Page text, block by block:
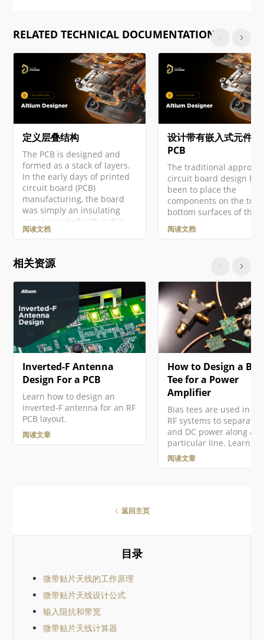
RELATED TECHNICAL DOCUMENTATION
定义层叠结构
The PCB is designed and
formed as a stack of layers.
In the early days of printed
circuit board (PCB)
manufacturing, the board
was simply an insulating
core layer clad with a thin
layer of copper on one or
formed in the copper
layer(s) as conductive traces
unwanted copper. Fast
forward to today, where
almost all PCB designs have
multiple…
阅读文档
设计带有嵌入式元件的
PCB
The traditional
circuit board design has
been to place the
components on the top
bottom surfaces of the
board. This process is
supported by circuit
and place machines to
position each
ready to be soldered
the surface. The ever-
increasing demand for
smaller and more
electronic products,…
阅读文档
相关资源
Inverted-F Antenna
Design For a PCB
Learn how to design an
inverted-F antenna for an RF
PCB layout.
阅读文章
How to Design a
Tee for a Power
Amplifier
Bias tees are used in
RF systems to separate
and DC power along a
particular line. Learn
about bias tee design
article.
阅读文章
返回主页
目录
微带贴片天线的工作原理
微带贴片天线设计公式
输入阻抗和带宽
微带贴片天线计算器